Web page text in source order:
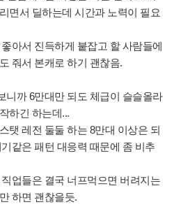
면서 딜하는데 시간과 노력이 필요
아서 진득하게 붙잡고 할 사람들에
줘서 본캐로 하기 괜찮음.
니까 6만대만 되도 체급이 슬슬올라
하긴 하는데...
탯 레전 둘둘 하는 8만대 이상은 되
같은 패턴 대응력 때문에 좀 비추
업들은 결국 너프먹으면 버려지는
하면 괜찮을듯.